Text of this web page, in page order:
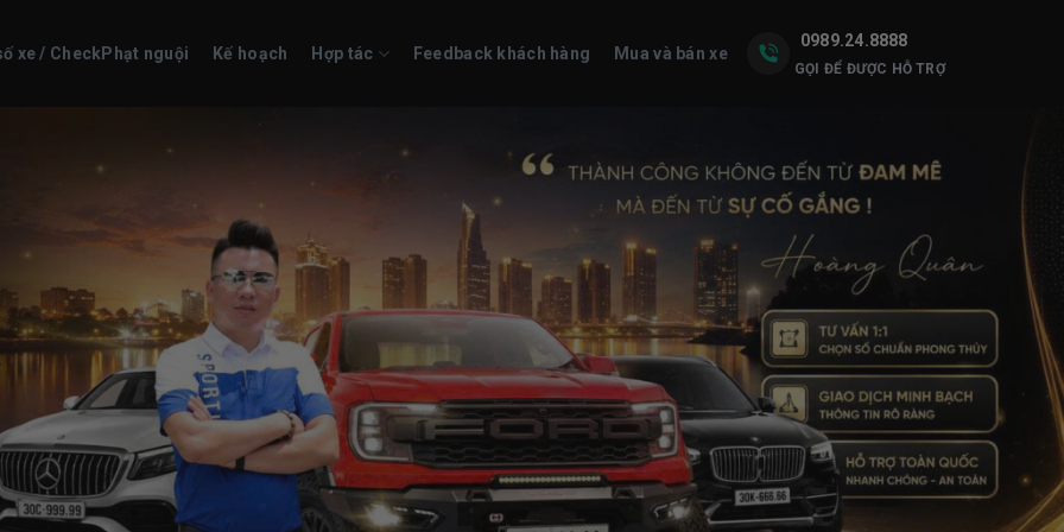
xe / CheckPhạt nguội Kế hoạch Hợp tác Feedback khách hàng Mua và bán xe
0989.24.8888
GỌI ĐỂ ĐƯỢC HỖ TRỢ